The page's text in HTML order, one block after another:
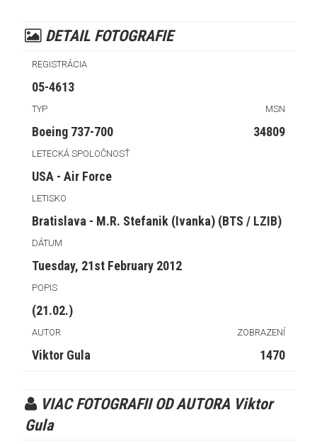
DETAIL FOTOGRAFIE
REGISTRÁCIA
05-4613
TYP MSN
Boeing 737-700 34809
LETECKÁ SPOLOČNOSŤ
USA - Air Force
LETISKO
Bratislava - M.R. Stefanik (Ivanka) (BTS / LZIB)
DÁTUM
Tuesday, 21st February 2012
POPIS
(21.02.)
AUTOR ZOBRAZENÍ
Viktor Gula 1470
VIAC FOTOGRAFII OD AUTORA Viktor
Gula